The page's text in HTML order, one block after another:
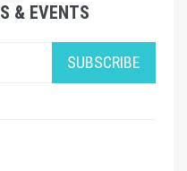
& EVENTS
SUBSCRIBE